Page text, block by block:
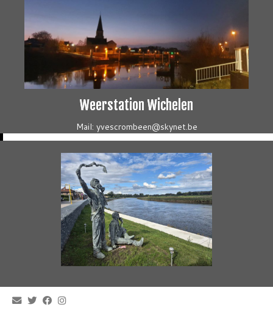
Weerstation Wichelen
Mail: yvescrombeen@skynet.be